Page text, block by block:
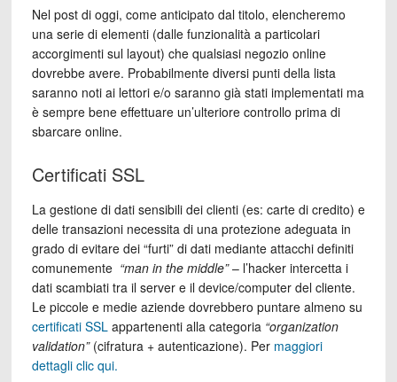
Nel post di oggi, come anticipato dal titolo, elencheremo
una serie di elementi (dalle funzionalità a particolari
accorgimenti sul layout) che qualsiasi negozio online
dovrebbe avere. Probabilmente diversi punti della lista
saranno noti ai lettori e/o saranno già stati implementati ma
è sempre bene effettuare un’ulteriore controllo prima di
sbarcare online.
Certificati SSL
La gestione di dati sensibili dei clienti (es: carte di credito) e
delle transazioni necessita di una protezione adeguata in
grado di evitare dei “furti” di dati mediante attacchi definiti
comunemente “man in the middle”– l’hacker intercetta i
dati scambiati tra il server e il device/computer del cliente.
Le piccole e medie aziende dovrebbero puntare almeno su
certificati SSL appartenenti alla categoria “organization
validation”(cifratura + autenticazione). Permaggiori
dettagli clic qui.